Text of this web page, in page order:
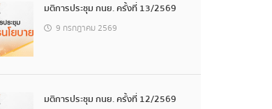
มติการประชุม กนย. ครั้งที่ 13/2569
9 กรกฎาคม 2569
มติการประชุม กนย. ครั้งที่ 12/2569